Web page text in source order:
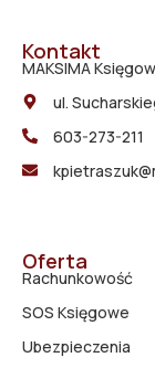
Kontakt
MAKSIMA
ul.
603-273-211
Oferta
Rachunkowość
SOS Księgowe
Ubezpieczenia